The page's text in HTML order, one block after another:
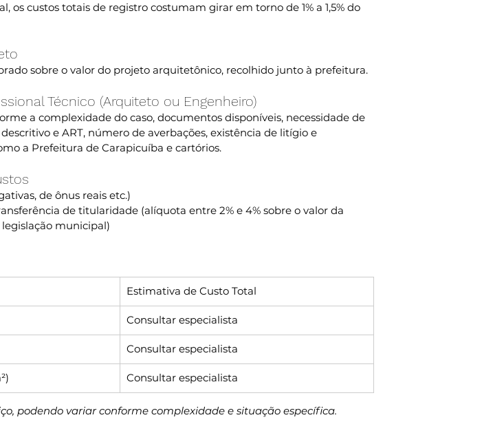
os custos totais de registro costumam girar em torno de 1% a 1,5% do
sobre o valor do projeto arquitetônico, recolhido junto à prefeitura.
Técnico (Arquiteto ou Engenheiro)
a complexidade do caso, documentos disponíveis, necessidade de
e ART, número de averbações, existência de litígio e
a Prefeitura de Carapicuíba e cartórios.
de ônus reais etc.)
de titularidade (alíquota entre 2% e 4% sobre o valor da
municipal)
Estimativa de Custo Total
Consultar especialista
Consultar especialista
Consultar especialista
podendo variar conforme complexidade e situação específica.